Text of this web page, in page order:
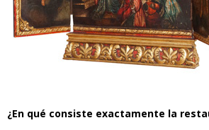
¿En qué consiste exactamente la